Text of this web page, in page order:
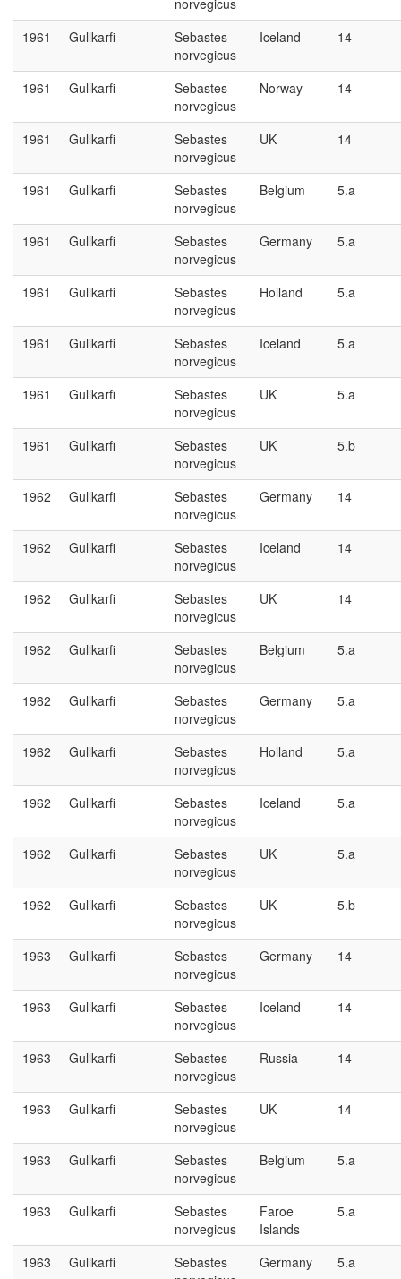
norvegicus
1961 Gullkarfi
Sebastes
norvegicus
Iceland 14
1961 Gullkarfi
Sebastes
norvegicus
Norway 14
1961 Gullkarfi
Sebastes
norvegicus
UK 14
1961 Gullkarfi
Sebastes
norvegicus
Belgium 5.a
1961 Gullkarfi
Sebastes
norvegicus
Germany 5.a
1961 Gullkarfi
Sebastes
norvegicus
Holland 5.a
1961 Gullkarfi
Sebastes
norvegicus
Iceland 5.a
1961 Gullkarfi
Sebastes
norvegicus
UK 5.a
1961 Gullkarfi
Sebastes
norvegicus
UK 5.b
1962 Gullkarfi
Sebastes
norvegicus
Germany 14
1962 Gullkarfi
Sebastes
norvegicus
Iceland 14
1962 Gullkarfi
Sebastes
norvegicus
UK 14
1962 Gullkarfi
Sebastes
norvegicus
Belgium 5.a
1962 Gullkarfi
Sebastes
norvegicus
Germany 5.a
1962 Gullkarfi
Sebastes
norvegicus
Holland 5.a
1962 Gullkarfi
Sebastes
norvegicus
Iceland 5.a
1962 Gullkarfi
Sebastes
norvegicus
UK 5.a
1962 Gullkarfi
Sebastes
norvegicus
UK 5.b
1963 Gullkarfi
Sebastes
norvegicus
Germany 14
1963 Gullkarfi
Sebastes
norvegicus
Iceland 14
1963 Gullkarfi
Sebastes
norvegicus
Russia 14
1963 Gullkarfi
Sebastes
norvegicus
UK 14
1963 Gullkarfi
Sebastes
norvegicus
Belgium 5.a
1963 Gullkarfi
Sebastes
norvegicus
Faroe
Islands
5.a
1963 Gullkarfi
Sebastes
Germany 5.a